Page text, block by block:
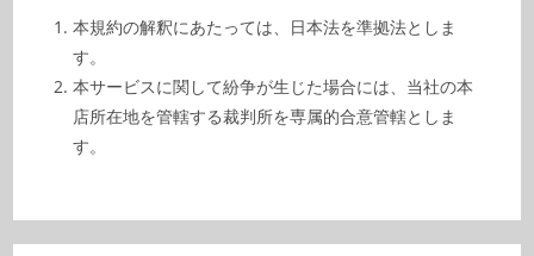
本規約の解釈にあたっては、日本法を準拠法としま
す。
本サービスに関して紛争が生じた場合には、当社の本
店所在地を管轄する裁判所を専属的合意管轄としま
す。